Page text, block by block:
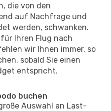
die von den
auf Nachfrage und
werden, schwanken.
Ihren Flug nach
wir Ihnen immer, so
sobald Sie einen
entspricht.
buchen
Auswahl an Last-